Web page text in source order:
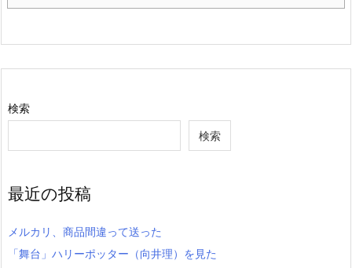
検索
検索
最近の投稿
メルカリ、商品間違って送った
「舞台」ハリーポッター（向井理）を見た